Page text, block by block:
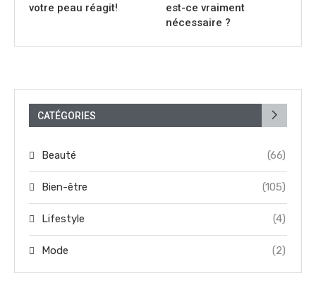
votre peau réagit!
est-ce vraiment
nécessaire ?
CATÉGORIES
Beauté (66)
Bien-être (105)
Lifestyle (4)
Mode (2)